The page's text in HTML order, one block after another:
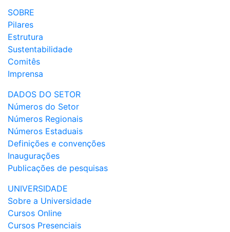
SOBRE
Pilares
Estrutura
Sustentabilidade
Comitês
Imprensa
DADOS DO SETOR
Números do Setor
Números Regionais
Números Estaduais
Definições e convenções
Inaugurações
Publicações de pesquisas
UNIVERSIDADE
Sobre a Universidade
Cursos Online
Cursos Presenciais